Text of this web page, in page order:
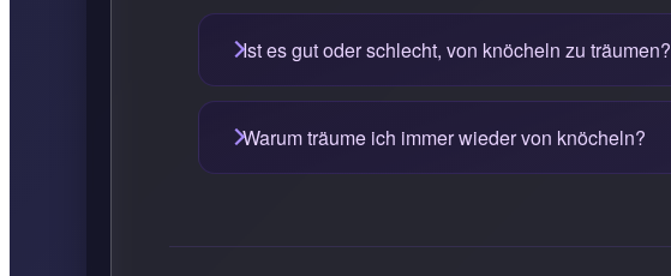
Ist es gut oder schlecht, von knöcheln zu träumen?
Warum träume ich immer wieder von knöcheln?